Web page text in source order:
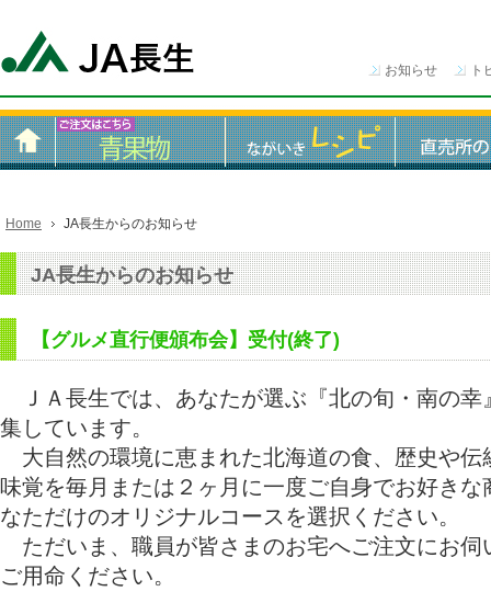
お知らせ ト
Home JA長生からのお知らせ
JA長生からのお知らせ
【グルメ直行便頒布会】受付(終了)
ＪＡ長生では、あなたが選ぶ『北の旬・南の幸
集しています。
大自然の環境に恵まれた北海道の食、歴史や伝
味覚を毎月または２ヶ月に一度ご自身でお好き
なただけのオリジナルコースを選択ください。
ただいま、職員が皆さまのお宅へご注文にお伺
ご用命ください。